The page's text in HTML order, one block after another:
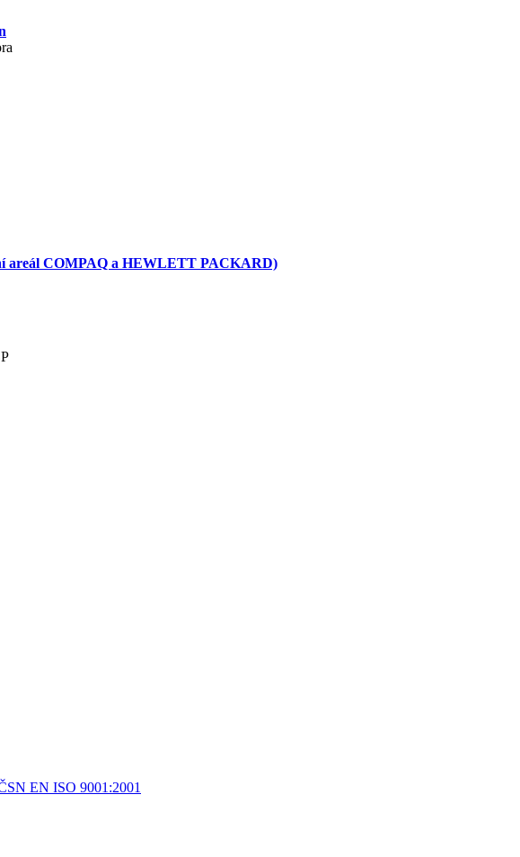
COMPAQ a HEWLETT PACKARD)
EN ISO 9001:2001